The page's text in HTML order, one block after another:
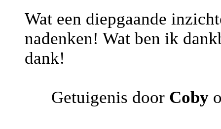
Wat een diepgaande
nadenken! Wat ben ik
dank!
Getuigenis door Coby